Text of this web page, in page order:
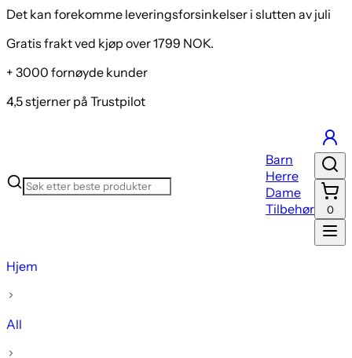
Det kan forekomme leveringsforsinkelser i slutten av juli
Gratis frakt ved kjøp over 1799 NOK.
+ 3000 fornøyde kunder
4,5 stjerner på Trustpilot
Barn
Herre
Dame
Tilbehør
0
Hjem
All